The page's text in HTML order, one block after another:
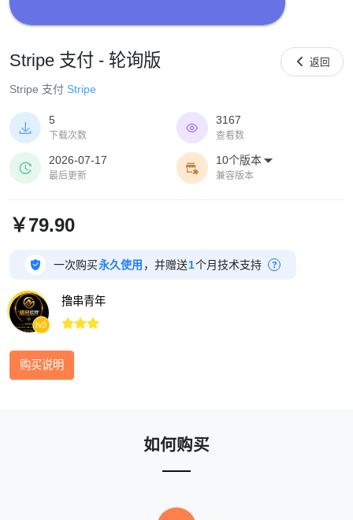
Stripe 支付 - 轮询版
Stripe 支付 Stripe
 返回

5
下载次数

3167
查看数

2026-07-17
最后更新

10个版本 
兼容版本
￥79.90
 一次购买永久使用 ，并赠送1个月技术支持 ?
lv3
撸串青年

购买说明
如何购买